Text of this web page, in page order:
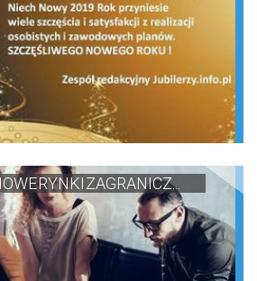
RYNKI ZAGRANICZ...